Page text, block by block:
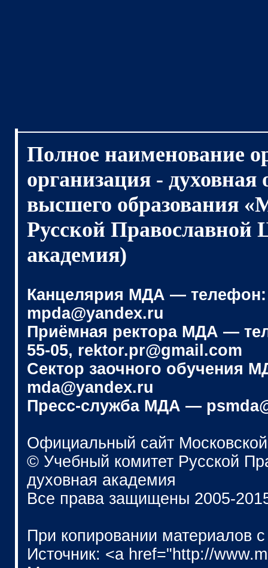
Полное наименование
организация - духовная
высшего образования
Русской Православной
академия)
Канцелярия МДА — телефон:
mpda@yandex.ru
Приёмная ректора МДА —
55-05, rektor.pr@gmail.com
Сектор заочного обучения
mda@yandex.ru
Пресс-служба МДА —
Официальный сайт
© Учебный комитет Русской
духовная академия
Все права защищены 2005-
При копировании материалов
Источник: <a href="http://